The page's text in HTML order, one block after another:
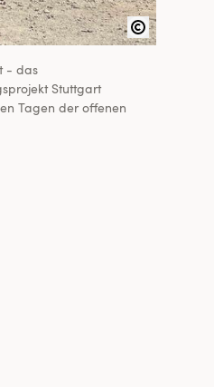
- das
Stuttgart
Tagen der offenen